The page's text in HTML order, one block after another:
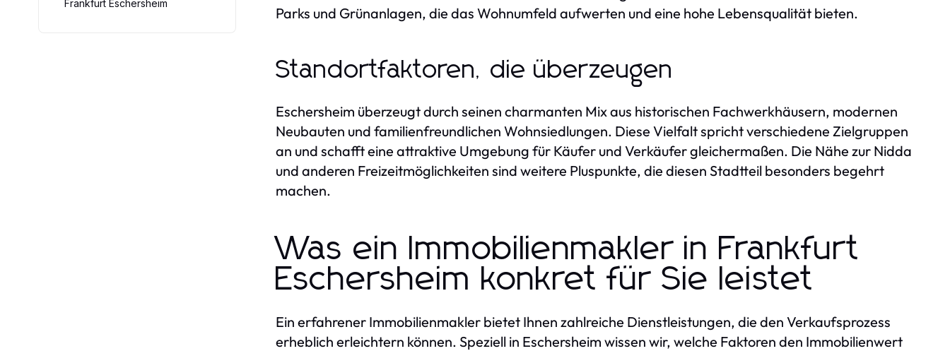
Frankfurt Eschersheim
Parks und Grünanlagen, die das Wohnumfeld aufwerten und eine hohe Lebensqualität bieten.
Standortfaktoren, die überzeugen
Eschersheim überzeugt durch seinen charmanten Mix aus historischen Fachwerkhäusern, modernen
Neubauten und familienfreundlichen Wohnsiedlungen. Diese Vielfalt spricht verschiedene Zielgruppen
an und schafft eine attraktive Umgebung für Käufer und Verkäufer gleichermaßen. Die Nähe zur Nidda
und anderen Freizeitmöglichkeiten sind weitere Pluspunkte, die diesen Stadtteil besonders begehrt
machen.
Was ein Immobilienmakler in Frankfurt
Eschersheim konkret für Sie leistet
Ein erfahrener Immobilienmakler bietet Ihnen zahlreiche Dienstleistungen, die den Verkaufsprozess
erheblich erleichtern können. Speziell in Eschersheim wissen wir, welche Faktoren den Immobilienwert